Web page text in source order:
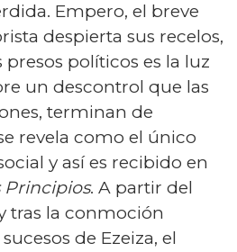
Empero, el breve
despierta sus recelos,
políticos es la luz
un descontrol que las
terminan de
revela como el único
y así es recibido en
Principios. A partir del
tras la conmoción
de Ezeiza, el